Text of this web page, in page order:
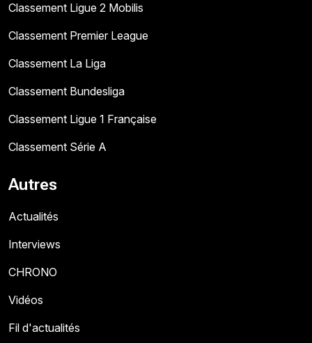
Classement Ligue 2 Mobilis
Classement Premier League
Classement La Liga
Classement Bundesliga
Classement Ligue 1 Française
Classement Série A
Autres
Actualités
Interviews
CHRONO
Vidéos
Fil d'actualités